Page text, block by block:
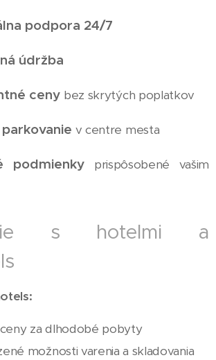
podpora 24/7
údržba
ceny bez skrytých poplatkov
v centre mesta
podmienky prispôsobené vašim
s hotelmi a
za dlhodobé pobyty
možnosti varenia a skladovania